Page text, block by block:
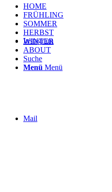
Instagram
Mail
HOME
FRÜHLING
SOMMER
HERBST
WINTER
ABOUT
Suche
Menü Menü